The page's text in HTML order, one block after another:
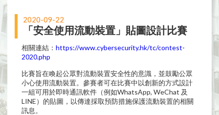
2020-09-22
「安全使用流動裝置」貼圖設計比賽
相關連結： https://www.cybersecurity.hk/tc/contest-
2020.php
比賽旨在喚起公眾對流動裝置安全性的意識，並鼓勵公眾
小心使用流動裝置。參賽者可在比賽中以創新的方式設計
一組可用於即時通訊軟件（例如WhatsApp, WeChat 及
LINE）的貼圖，以傳達採取預防措施保護流動裝置的相關
訊息。